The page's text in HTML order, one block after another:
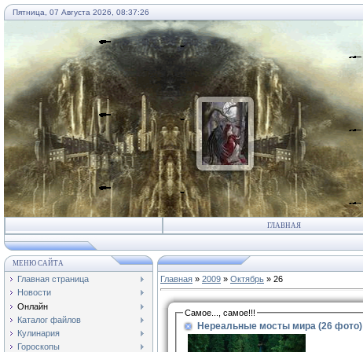
Пятница, 07 Августа 2026, 08:37:26
ГЛАВНАЯ
МЕНЮ САЙТА
Главная страница
Новости
Онлайн
Каталог файлов
Кулинария
Гороскопы
Главная » 2009 » Октябрь » 26
Самое..., самое!!!
Нереальные мосты мира (26 фото)